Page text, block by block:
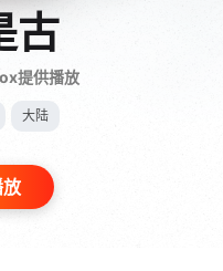
古
提供播放
大陆